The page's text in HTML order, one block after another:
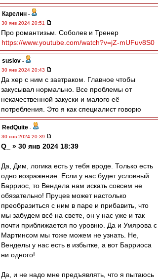
Карелин -
30 янв 2024 20:51
Про романтизьм. Соболев и Тренер
https://www.youtube.com/watch?v=jZ-mUFuv8S0
suslov -
30 янв 2024 20:43
Да хер с ним с завтраком. Главное чтобы
закусывал нормально. Все проблемы от
некачественной закуски и малого её
потребления. Это я как специалист говорю
RedQuite -
30 янв 2024 20:39
Q_ » 30 янв 2024 18:39
Да, Дим, логика есть у тебя вроде. Только есть
одно возражение. Если у нас будет условный
Барриос, то Вендела нам искать совсем не
обязательно! Пруцев может настолько
преобразиться с ним в паре и прибавить, что
мы забудем всё на свете, он у нас уже и так
почти приближается по уровню. Да и Умярова с
Мартинсом мы тоже можем не узнать. Не,
Венделы у нас есть в избытке, а вот Барриоса
ни одного!
Да, и не надо мне предъявлять, что я пытаюсь